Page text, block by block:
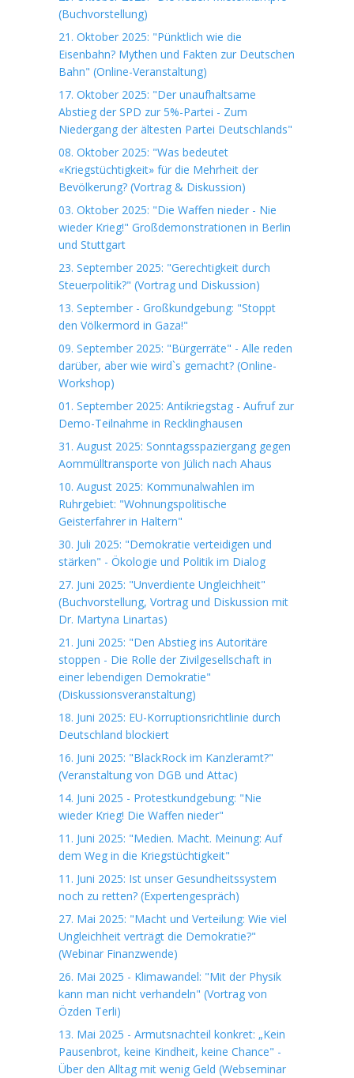
(Buchvorstellung)
21. Oktober 2025: "Pünktlich wie die
Eisenbahn? Mythen und Fakten zur Deutschen
Bahn" (Online-Veranstaltung)
17. Oktober 2025: "Der unaufhaltsame
Abstieg der SPD zur 5%-Partei - Zum
Niedergang der ältesten Partei Deutschlands"
08. Oktober 2025: "Was bedeutet
«Kriegstüchtigkeit» für die Mehrheit der
Bevölkerung? (Vortrag & Diskussion)
03. Oktober 2025: "Die Waffen nieder - Nie
wieder Krieg!" Großdemonstrationen in Berlin
und Stuttgart
23. September 2025: "Gerechtigkeit durch
Steuerpolitik?" (Vortrag und Diskussion)
13. September - Großkundgebung: "Stoppt
den Völkermord in Gaza!"
09. September 2025: "Bürgerräte" - Alle reden
darüber, aber wie wird`s gemacht? (Online-
Workshop)
01. September 2025: Antikriegstag - Aufruf zur
Demo-Teilnahme in Recklinghausen
31. August 2025: Sonntagsspaziergang gegen
Aommülltransporte von Jülich nach Ahaus
10. August 2025: Kommunalwahlen im
Ruhrgebiet: "Wohnungspolitische
Geisterfahrer in Haltern"
30. Juli 2025: "Demokratie verteidigen und
stärken" - Ökologie und Politik im Dialog
27. Juni 2025: "Unverdiente Ungleichheit"
(Buchvorstellung, Vortrag und Diskussion mit
Dr. Martyna Linartas)
21. Juni 2025: "Den Abstieg ins Autoritäre
stoppen - Die Rolle der Zivilgesellschaft in
einer lebendigen Demokratie"
(Diskussionsveranstaltung)
18. Juni 2025: EU-Korruptionsrichtlinie durch
Deutschland blockiert
16. Juni 2025: "BlackRock im Kanzleramt?"
(Veranstaltung von DGB und Attac)
14. Juni 2025 - Protestkundgebung: "Nie
wieder Krieg! Die Waffen nieder"
11. Juni 2025: "Medien. Macht. Meinung: Auf
dem Weg in die Kriegstüchtigkeit"
11. Juni 2025: Ist unser Gesundheitssystem
noch zu retten? (Expertengespräch)
27. Mai 2025: "Macht und Verteilung: Wie viel
Ungleichheit verträgt die Demokratie?"
(Webinar Finanzwende)
26. Mai 2025 - Klimawandel: "Mit der Physik
kann man nicht verhandeln" (Vortrag von
Özden Terli)
13. Mai 2025 - Armutsnachteil konkret: „Kein
Pausenbrot, keine Kindheit, keine Chance" -
Über den Alltag mit wenig Geld (Webseminar